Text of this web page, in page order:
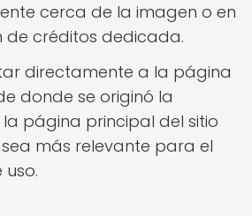
cerca de la imagen o en
de créditos dedicada.
directamente a la página
donde se originó la
página principal del sitio
más relevante para el